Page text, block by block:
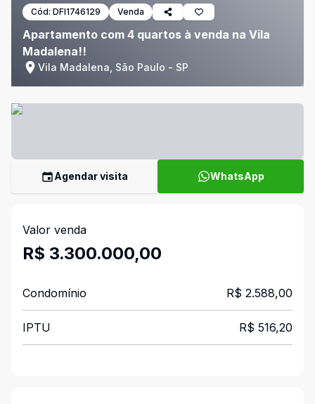
Cód: DFI1746129 Venda
Apartamento com 4 quartos à venda na Vila
Madalena!!
Vila Madalena, São Paulo - SP
Agendar visita WhatsApp
Valor venda
R$ 3.300.000,00
Condomínio R$ 2.588,00
IPTU R$ 516,20